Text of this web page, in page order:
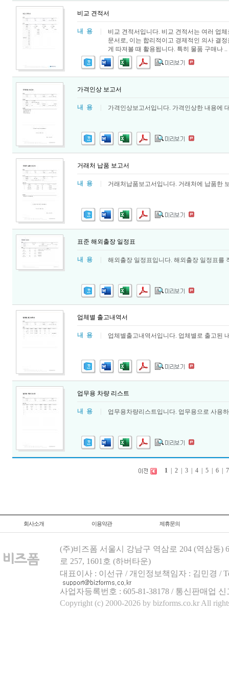
비교 견적서
내 용
비교 견적서입니다. 비교 견적서는 여러 업
문서로, 이는 합리적이고 경제적인 의사 결
게 따져볼 때 활용됩니다. 특히 물품 구매나 ..
가격인상 보고서
내 용 가격인상보고서입니다. 가격인상한 내용에
거래처 납품 보고서
내 용 거래처납품보고서입니다. 거래처에 납품한
표준 해외출장 일정표
내 용 해외출장 일정표입니다. 해외출장 일정표를
업체별 출고내역서
내 용 업체별출고내역서입니다. 업체별로 출고된
업무용 차량 리스트
내 용 업무용차량리스트입니다. 업무용으로 사용
1| 2 3 4 5 6
회사소개 이용약관 제휴문의
(주)비즈폼 서울시 강남구 역삼로 204 (역삼동)
로 257, 1601호 (하버타운)
대표이사 : 이선규 / 개인정보책임자 : 김민경 /
사업자등록번호 : 605-81-38178 / 통신판매업
Copyright (c) 2000-2026 by bizforms.co.kr All